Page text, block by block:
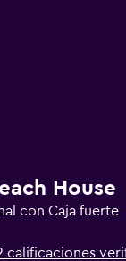
House
con Caja fuerte
calificaciones